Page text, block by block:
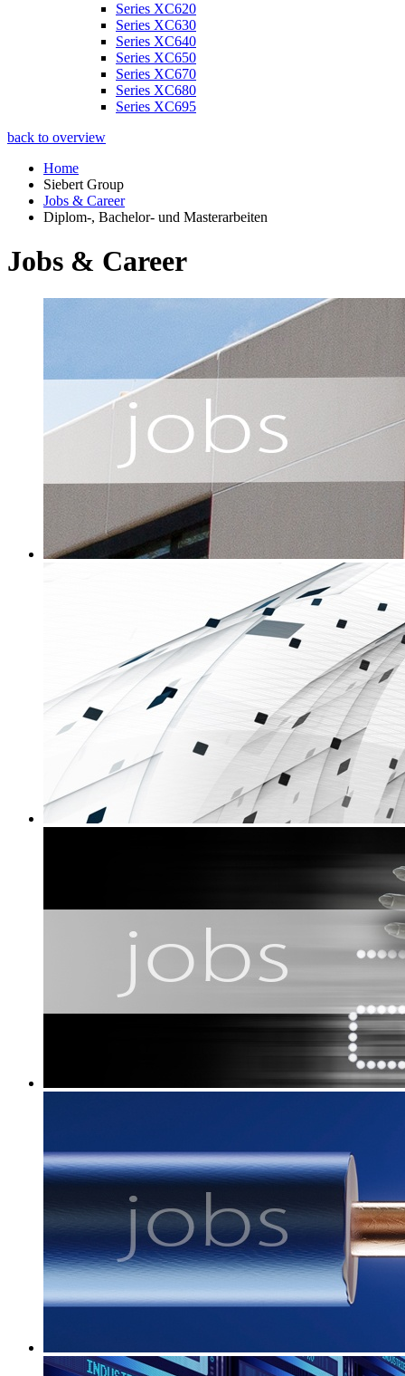
Series XC620
Series XC630
Series XC640
Series XC650
Series XC670
Series XC680
Series XC695
back to overview
Home
Siebert Group
Jobs & Career
Diplom-, Bachelor- und Masterarbeiten
Jobs & Career